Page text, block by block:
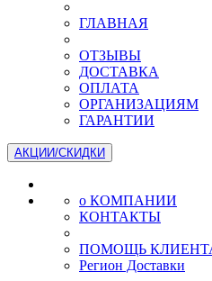
ГЛАВНАЯ
ОТЗЫВЫ
ДОСТАВКА
ОПЛАТА
ОРГАНИЗАЦИЯМ
ГАРАНТИИ
АКЦИИ/СКИДКИ
о КОМПАНИИ
КОНТАКТЫ
ПОМОЩЬ
Регион Доставки